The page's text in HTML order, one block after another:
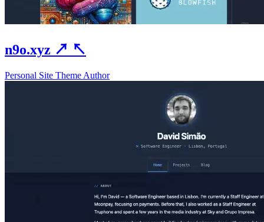
n9o.xyz ↗ ↖
Personal Site Theme Author